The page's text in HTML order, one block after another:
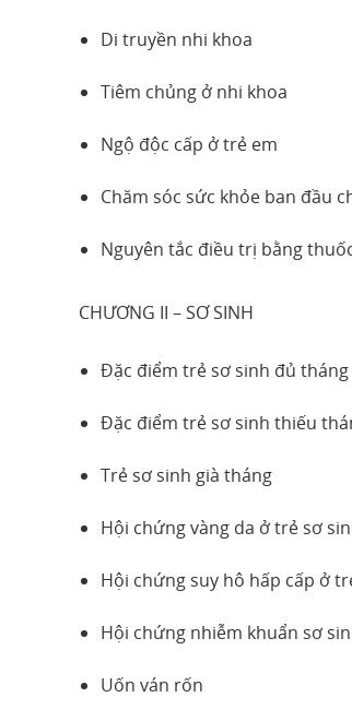
Di truyền nhi khoa
Tiêm chủng ở nhi khoa
Ngộ độc cấp ở trẻ em
Chăm sóc sức khỏe ban đầu
Nguyên tắc điều trị bằng
CHƯƠNG II – SƠ SINH
Đặc điểm trẻ sơ sinh đủ tháng
Đặc điểm trẻ sơ sinh thiếu
Trẻ sơ sinh già tháng
Hội chứng vàng da ở trẻ sơ
Hội chứng suy hô hấp cấp ở
Hội chứng nhiễm khuẩn sơ
Uốn ván rốn